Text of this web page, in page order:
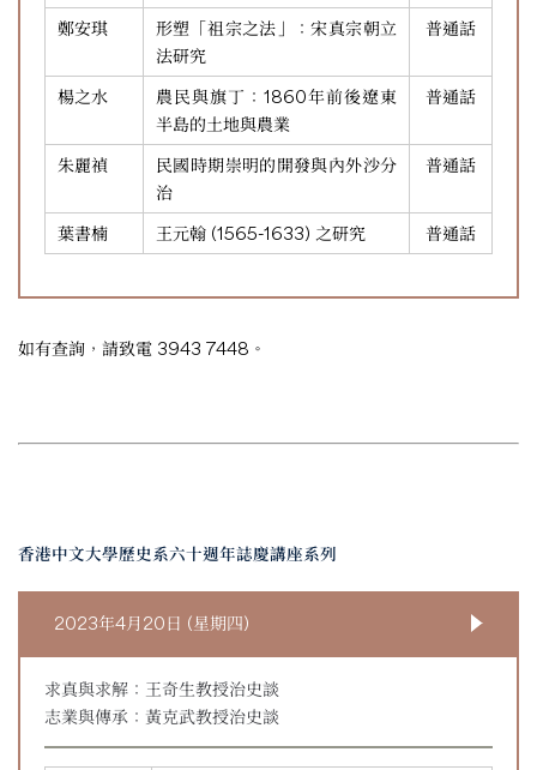
鄭安琪
形塑「祖宗之法」：宋真宗朝立
法研究
普通話
楊之水
農民與旗丁：1860年前後遼東
半島的土地與農業
普通話
朱麗禎
民國時期崇明的開發與內外沙分
治
普通話
葉書楠 王元翰 (1565-1633) 之研究 普通話
如有查詢，請致電 3943 7448。
香港中文大學歷史系六十週年誌慶講座系列
2023年4月20日 (星期四)
求真與求解：王奇生教授治史談
志業與傳承：黃克武教授治史談